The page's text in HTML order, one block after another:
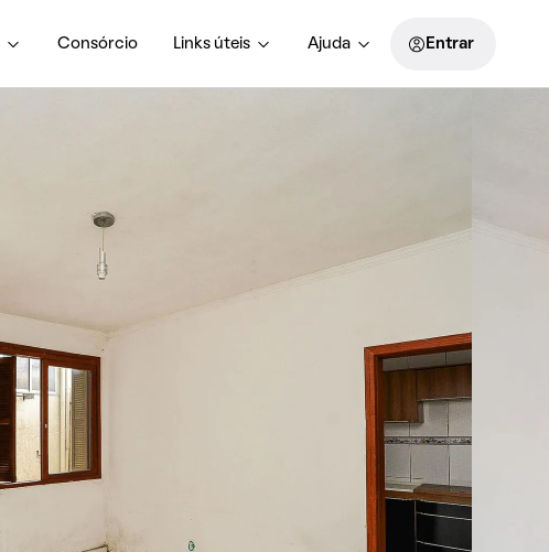
Consórcio Links úteis Ajuda Entrar